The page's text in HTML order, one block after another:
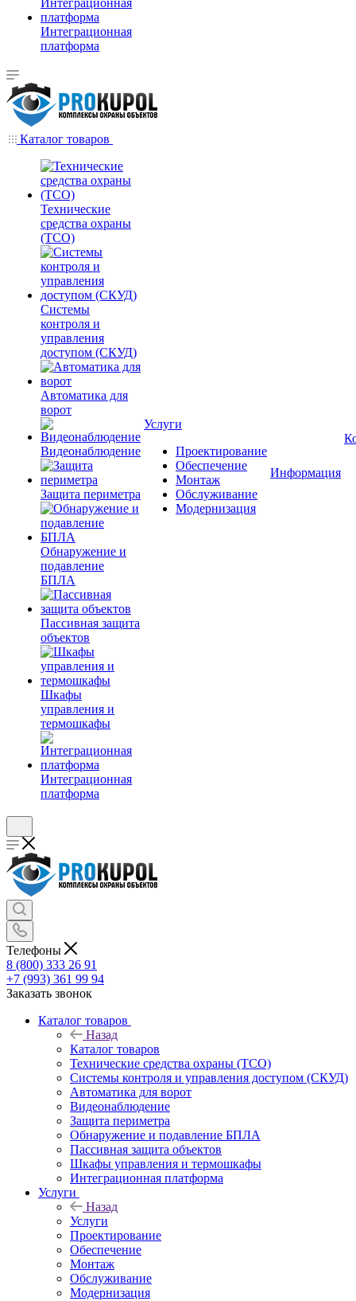
Интеграционная
платформа
Каталог товаров
Технические
средства охраны
(ТСО)
Системы
контроля и
управления
доступом (СКУД)
Автоматика для
ворот
Видеонаблюдение
Защита периметра
Обнаружение и
подавление
БПЛА
Пассивная защита
объектов
Шкафы
управления и
термошкафы
Интеграционная
платформа
Услуги
Проектирование
Обеспечение
Монтаж
Обслуживание
Модернизация
Информация
Телефоны
8 (800) 333 26 91
+7 (993) 361 99 94
Заказать звонок
Каталог товаров
Назад
Каталог товаров
Технические средства охраны (ТСО)
Системы контроля и управления доступом (СКУД)
Автоматика для ворот
Видеонаблюдение
Защита периметра
Обнаружение и подавление БПЛА
Пассивная защита объектов
Шкафы управления и термошкафы
Интеграционная платформа
Услуги
Назад
Услуги
Проектирование
Обеспечение
Монтаж
Обслуживание
Модернизация